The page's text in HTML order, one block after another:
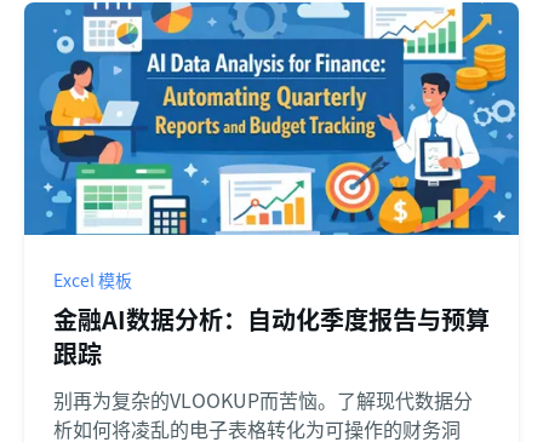
Excel 模板
金融AI数据分析：自动化季度报告与预算
跟踪
别再为复杂的VLOOKUP而苦恼。了解现代数据分
析如何将凌乱的电子表格转化为可操作的财务洞